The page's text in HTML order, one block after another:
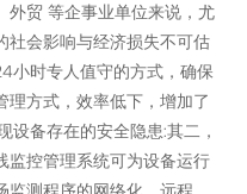
外贸 等企事业单位来说，尤
社会影响与经济损失不可估
小时专人值守的方式，确保
方式，效率低下，增加了
设备存在的安全隐患:其二，
监控管理系统可为设备运行